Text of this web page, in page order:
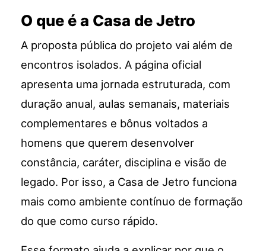
O que é a Casa de Jetro
A proposta pública do projeto vai além de
encontros isolados. A página oficial
apresenta uma jornada estruturada, com
duração anual, aulas semanais, materiais
complementares e bônus voltados a
homens que querem desenvolver
constância, caráter, disciplina e visão de
legado. Por isso, a Casa de Jetro funciona
mais como ambiente contínuo de formação
do que como curso rápido.